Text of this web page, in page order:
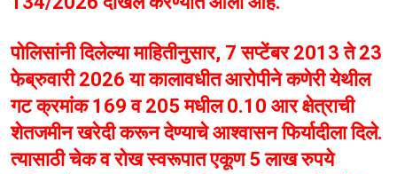
पोलिसांनी दिलेल्या माहितीनुसार, 7 सप्टेंबर 2013 ते 23
फेब्रुवारी 2026 या कालावधीत आरोपीने कणेरी येथील
गट क्रमांक 169 व 205 मधील 0.10 आर क्षेत्राची
शेतजमीन खरेदी करून देण्याचे आश्वासन फिर्यादीला दिले.
त्यासाठी चेक व रोख स्वरूपात एकूण 5 लाख रुपये